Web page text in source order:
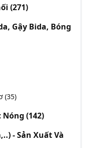
(271)
Gậy Bida, Bóng
(35)
Nóng (142)
- Sản Xuất Và